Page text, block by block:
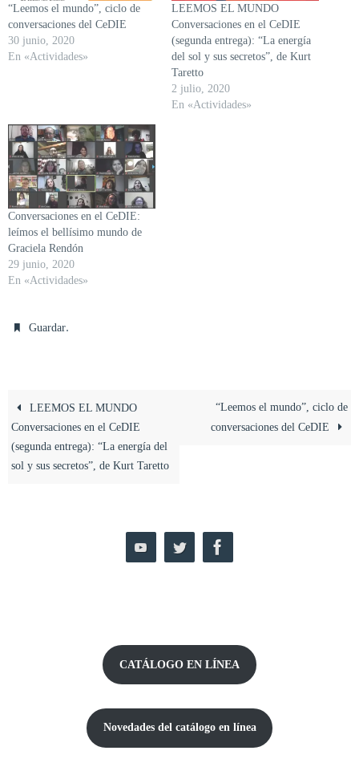
“Leemos el mundo”, ciclo de
conversaciones del CeDIE
30 junio, 2020
En «Actividades»
LEEMOS EL MUNDO
Conversaciones en el CeDIE
(segunda entrega): “La energía
del sol y sus secretos”, de Kurt
Taretto
2 julio, 2020
En «Actividades»
Conversaciones en el CeDIE:
leímos el bellísimo mundo de
Graciela Rendón
29 junio, 2020
En «Actividades»
Guardar.
LEEMOS EL MUNDO
Conversaciones en el CeDIE
(segunda entrega): “La energía del
sol y sus secretos”, de Kurt Taretto
“Leemos el mundo”, ciclo de
conversaciones del CeDIE
CATÁLOGO EN LÍNEA
Novedades del catálogo en línea